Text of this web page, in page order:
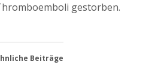
gestorben.
Beiträge